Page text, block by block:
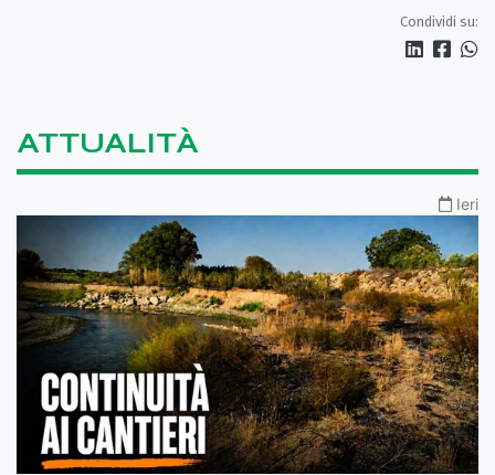
Condividi su:
ATTUALITÀ
Ieri